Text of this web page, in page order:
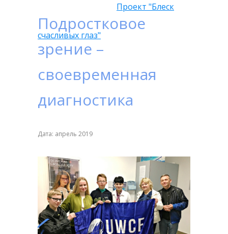
Проект "Блеск
счасливых глаз"
Подростковое
зрение –
своевременная
диагностика
Дата: апрель 2019